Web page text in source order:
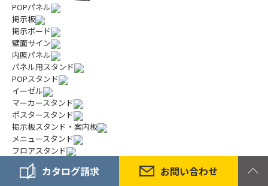
カタログ請求 お問い合わせ
POPパネル
掲示板
掲示ボード
壁面サイン
内照パネル
パネル用スタンド
POPスタンド
イーゼル
マーカースタンド
ポスタースタンド
掲示板スタンド・案内板
メニュースタンド
フロアスタンド
サインスタンド
スタンド看板